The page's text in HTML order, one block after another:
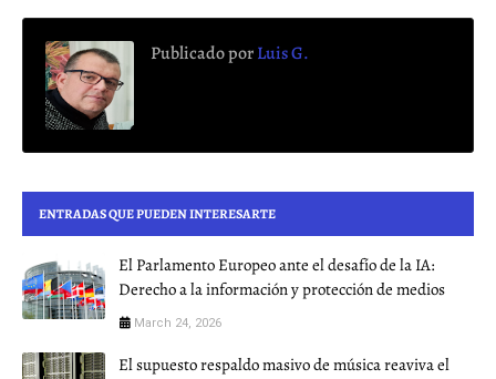
Publicado porLuis G.
ENTRADAS QUE PUEDEN INTERESARTE
El Parlamento Europeo ante el desafío de la IA:
Derecho a la información y protección de medios
March 24, 2026
El supuesto respaldo masivo de música reaviva el